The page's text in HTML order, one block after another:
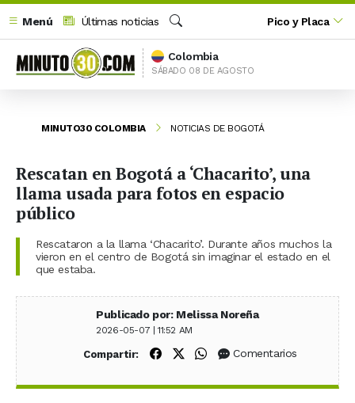
Menú
Últimas noticias
Buscar
Pico y Placa
Colombia
SÁBADO 08 DE AGOSTO
MINUTO30 COLOMBIA NOTICIAS DE BOGOTÁ
Rescatan en Bogotá a ‘Chacarito’, una
llama usada para fotos en espacio
público
Rescataron a la llama ‘Chacarito’. Durante años muchos la
vieron en el centro de Bogotá sin imaginar el estado en el
que estaba.
Publicado por: Melissa Noreña
2026-05-07 | 11:52 AM
Compartir: Compartir en Facebook
Compartir en X (Twitter)
Compartir en WhatsApp
Comentarios